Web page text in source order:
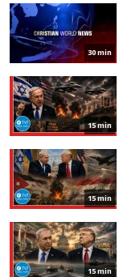
30 min
15 min
15 min
15 min